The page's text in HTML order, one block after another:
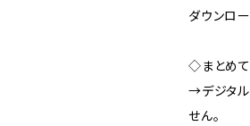
ダウンロ
◇まとめ
→デジタル
せん。